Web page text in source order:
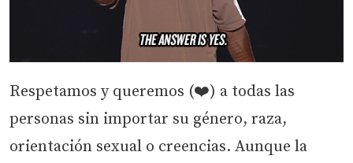
Respetamos y queremos (❤️) a todas las
personas sin importar su género, raza,
orientación sexual o creencias. Aunque la